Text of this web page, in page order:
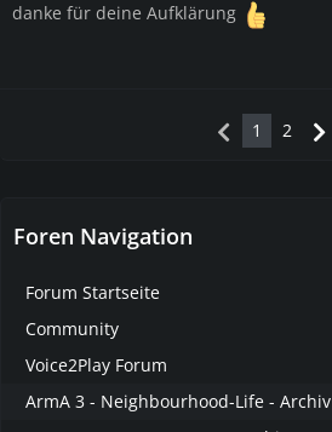
danke für deine Aufklärung
1 2
Foren Navigation
Forum Startseite
Community
Voice2Play Forum
ArmA 3 - Neighbourhood-Life - Archiv